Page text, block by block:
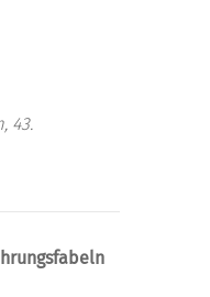
43.